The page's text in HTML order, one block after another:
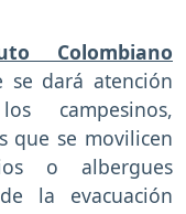
Colombiano
se dará atención
campesinos,
que se movilicen
o albergues
la evacuación